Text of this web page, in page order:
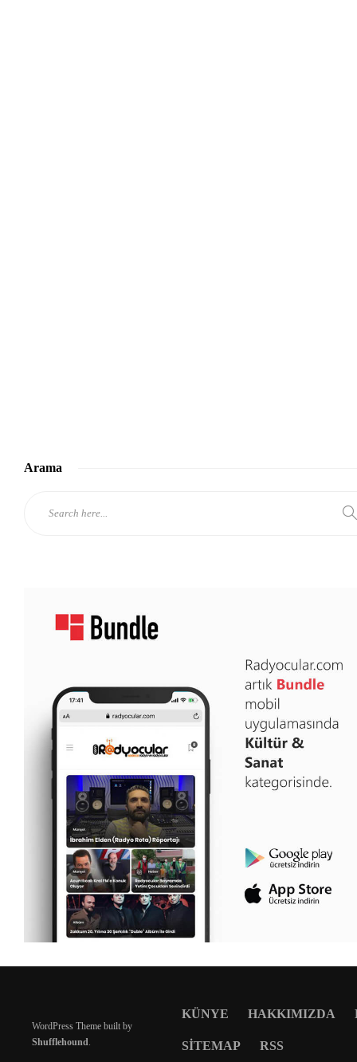
Arama
WordPress Theme built by
Shufflehound
KÜNYE HAKKIMIZDA
SITEMAP RSS